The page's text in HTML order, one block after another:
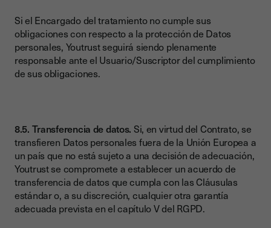
Si el Encargado del tratamiento no cumple sus
obligaciones con respecto a la protección de Datos
personales, Youtrust seguirá siendo plenamente
responsable ante el Usuario/Suscriptor del cumplimiento
de sus obligaciones.
8.5. Transferencia de datos. Si, en virtud del Contrato, se
transfieren Datos personales fuera de la Unión Europea a
un país que no está sujeto a una decisión de adecuación,
Youtrust se compromete a establecer un acuerdo de
transferencia de datos que cumpla con las Cláusulas
estándar o, a su discreción, cualquier otra garantía
adecuada prevista en el capítulo V del RGPD.